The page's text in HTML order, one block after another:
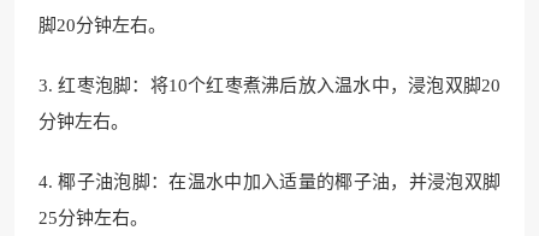
脚20分钟左右。
3. 红枣泡脚：将10个红枣煮沸后放入温水中，浸泡双脚20
分钟左右。
4. 椰子油泡脚：在温水中加入适量的椰子油，并浸泡双脚
25分钟左右。